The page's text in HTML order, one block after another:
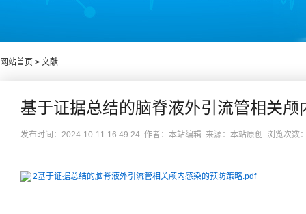
网站首页 > 文献
基于证据总结的脑脊液外引流管相关颅
发布时间：2024-10-11 16:49:24 作者：本站编辑 来源：本站原创 浏览次数
2基于证据总结的脑脊液外引流管相关颅内感染的预防策略.pdf